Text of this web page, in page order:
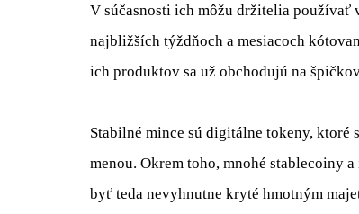
V súčasnosti ich môžu držitelia používať
najbližších týždňoch a mesiacoch
ich produktov sa už obchodujú na
Stabilné mince sú digitálne tokeny, ktoré
menou. Okrem toho, mnohé stablecoiny
byť teda nevyhnutne kryté hmotným